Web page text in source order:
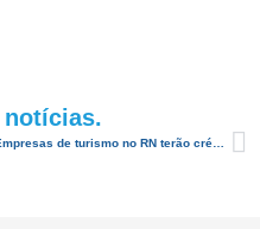
notícias.
Empresas de turismo no RN terão crédito de até R$ 400 mil para superar crise